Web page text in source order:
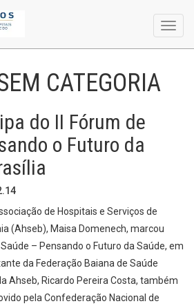
CATEGORIA
do II Fórum de
o Futuro da
de Hospitais e Serviços de
(Ahseb), Maisa Domenech, marcou
– Pensando o Futuro da Saúde, em
da Federação Baiana de Saúde
Ahseb, Ricardo Pereira Costa, também
pela Confederação Nacional de